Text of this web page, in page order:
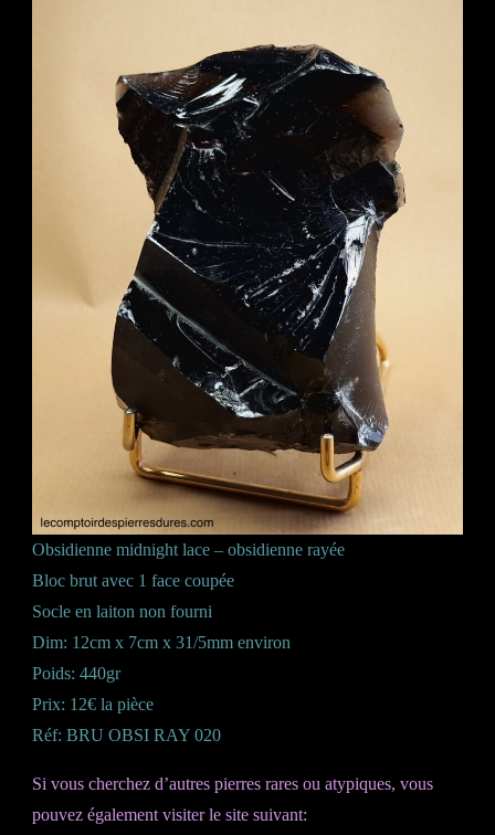
Obsidienne midnight lace – obsidienne rayée
Bloc brut avec 1 face coupée
Socle en laiton non fourni
Dim: 12cm x 7cm x 31/5mm environ
Poids: 440gr
Prix: 12€ la pièce
Réf: BRU OBSI RAY 020
Si vous cherchez d’autres pierres rares ou atypiques, vous
pouvez également visiter le site suivant: